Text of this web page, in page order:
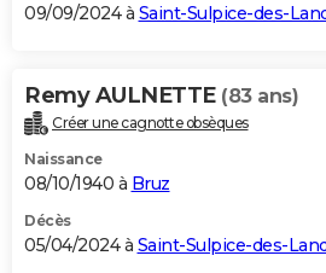
09/09/2024 à Saint-Sulpice-des-
Remy AULNETTE (83 ans)
Créer une cagnotte obsèques
Naissance
08/10/1940 à Bruz
Décès
05/04/2024 à Saint-Sulpice-des-